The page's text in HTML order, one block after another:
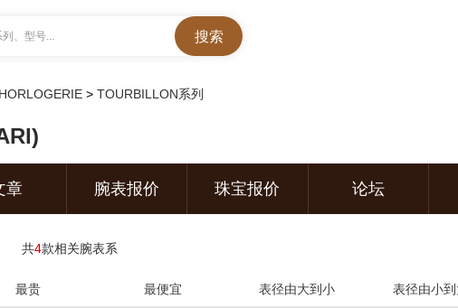
列、型号...
> TOURBILLON系列
章 腕表报价 珠宝报价 论坛
共4款相关腕表系
最贵 最便宜 表径由大到小 表径由小